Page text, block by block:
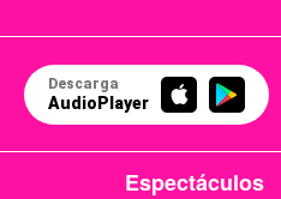
Descarga
AudioPlayer
Espectáculos